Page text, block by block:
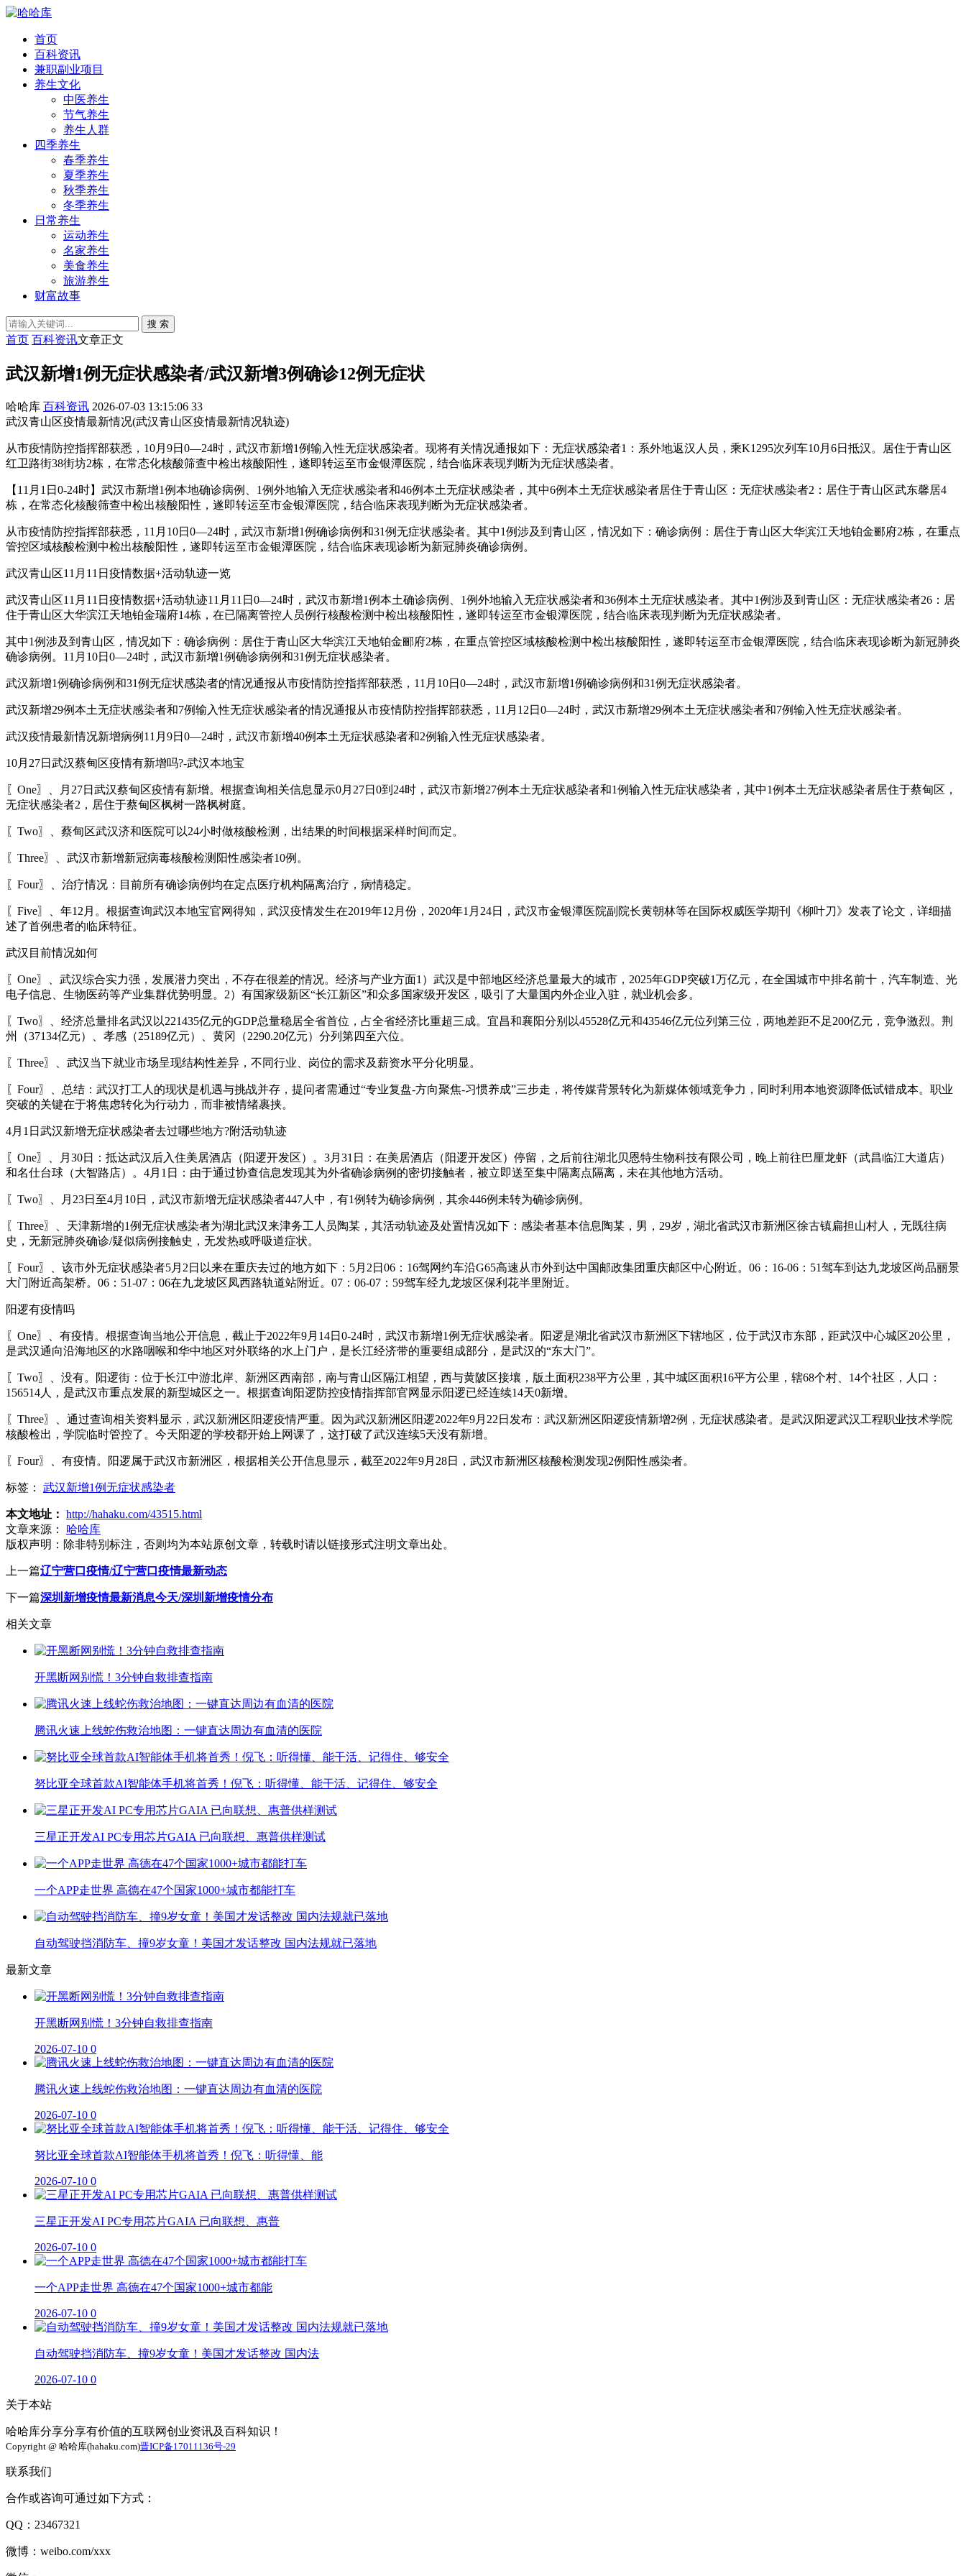
首页
百科资讯
兼职副业项目
养生文化
中医养生
节气养生
养生人群
四季养生
春季养生
夏季养生
秋季养生
冬季养生
日常养生
运动养生
名家养生
美食养生
旅游养生
财富故事
搜 索
首页 百科资讯文章正文
武汉新增1例无症状感染者/武汉新增3例确诊12例无症状
哈哈库 百科资讯 2026-07-03 13:15:06 33
武汉青山区疫情最新情况(武汉青山区疫情最新情况轨迹)
从市疫情防控指挥部获悉，10月9日0—24时，武汉市新增1例输入性无症状感染者。现将有关情况通报如下：无症状感染者1：系外地返汉人员，乘K1295次列车10月6日抵汉。居住于青山区
红卫路街38街坊2栋，在常态化核酸筛查中检出核酸阳性，遂即转运至市金银潭医院，结合临床表现判断为无症状感染者。
【11月1日0-24时】武汉市新增1例本地确诊病例、1例外地输入无症状感染者和46例本土无症状感染者，其中6例本土无症状感染者居住于青山区：无症状感染者2：居住于青山区武东馨居4
栋，在常态化核酸筛查中检出核酸阳性，遂即转运至市金银潭医院，结合临床表现判断为无症状感染者。
从市疫情防控指挥部获悉，11月10日0—24时，武汉市新增1例确诊病例和31例无症状感染者。其中1例涉及到青山区，情况如下：确诊病例：居住于青山区大华滨江天地铂金郦府2栋，在重点
管控区域核酸检测中检出核酸阳性，遂即转运至市金银潭医院，结合临床表现诊断为新冠肺炎确诊病例。
武汉青山区11月11日疫情数据+活动轨迹一览
武汉青山区11月11日疫情数据+活动轨迹11月11日0—24时，武汉市新增1例本土确诊病例、1例外地输入无症状感染者和36例本土无症状感染者。其中1例涉及到青山区：无症状感染者26：居
住于青山区大华滨江天地铂金瑞府14栋，在已隔离管控人员例行核酸检测中检出核酸阳性，遂即转运至市金银潭医院，结合临床表现判断为无症状感染者。
其中1例涉及到青山区，情况如下：确诊病例：居住于青山区大华滨江天地铂金郦府2栋，在重点管控区域核酸检测中检出核酸阳性，遂即转运至市金银潭医院，结合临床表现诊断为新冠肺炎
确诊病例。11月10日0—24时，武汉市新增1例确诊病例和31例无症状感染者。
武汉新增1例确诊病例和31例无症状感染者的情况通报从市疫情防控指挥部获悉，11月10日0—24时，武汉市新增1例确诊病例和31例无症状感染者。
武汉新增29例本土无症状感染者和7例输入性无症状感染者的情况通报从市疫情防控指挥部获悉，11月12日0—24时，武汉市新增29例本土无症状感染者和7例输入性无症状感染者。
武汉疫情最新情况新增病例11月9日0—24时，武汉市新增40例本土无症状感染者和2例输入性无症状感染者。
10月27日武汉蔡甸区疫情有新增吗?-武汉本地宝
〖One〗、月27日武汉蔡甸区疫情有新增。根据查询相关信息显示0月27日0到24时，武汉市新增27例本土无症状感染者和1例输入性无症状感染者，其中1例本土无症状感染者居住于蔡甸区，
无症状感染者2，居住于蔡甸区枫树一路枫树庭。
〖Two〗、蔡甸区武汉济和医院可以24小时做核酸检测，出结果的时间根据采样时间而定。
〖Three〗、武汉市新增新冠病毒核酸检测阳性感染者10例。
〖Four〗、治疗情况：目前所有确诊病例均在定点医疗机构隔离治疗，病情稳定。
〖Five〗、年12月。根据查询武汉本地宝官网得知，武汉疫情发生在2019年12月份，2020年1月24日，武汉市金银潭医院副院长黄朝林等在国际权威医学期刊《柳叶刀》发表了论文，详细描
述了首例患者的临床特征。
武汉目前情况如何
〖One〗、武汉综合实力强，发展潜力突出，不存在很差的情况。经济与产业方面1）武汉是中部地区经济总量最大的城市，2025年GDP突破1万亿元，在全国城市中排名前十，汽车制造、光
电子信息、生物医药等产业集群优势明显。2）有国家级新区“长江新区”和众多国家级开发区，吸引了大量国内外企业入驻，就业机会多。
〖Two〗、经济总量排名武汉以221435亿元的GDP总量稳居全省首位，占全省经济比重超三成。宜昌和襄阳分别以45528亿元和43546亿元位列第三位，两地差距不足200亿元，竞争激烈。荆
州（37134亿元）、孝感（25189亿元）、黄冈（2290.20亿元）分列第四至六位。
〖Three〗、武汉当下就业市场呈现结构性差异，不同行业、岗位的需求及薪资水平分化明显。
〖Four〗、总结：武汉打工人的现状是机遇与挑战并存，提问者需通过“专业复盘-方向聚焦-习惯养成”三步走，将传媒背景转化为新媒体领域竞争力，同时利用本地资源降低试错成本。职业
突破的关键在于将焦虑转化为行动力，而非被情绪裹挟。
4月1日武汉新增无症状感染者去过哪些地方?附活动轨迹
〖One〗、月30日：抵达武汉后入住美居酒店（阳逻开发区）。3月31日：在美居酒店（阳逻开发区）停留，之后前往湖北贝恩特生物科技有限公司，晚上前往巴厘龙虾（武昌临江大道店）
和名仕台球（大智路店）。4月1日：由于通过协查信息发现其为外省确诊病例的密切接触者，被立即送至集中隔离点隔离，未在其他地方活动。
〖Two〗、月23日至4月10日，武汉市新增无症状感染者447人中，有1例转为确诊病例，其余446例未转为确诊病例。
〖Three〗、天津新增的1例无症状感染者为湖北武汉来津务工人员陶某，其活动轨迹及处置情况如下：感染者基本信息陶某，男，29岁，湖北省武汉市新洲区徐古镇扁担山村人，无既往病
史，无新冠肺炎确诊/疑似病例接触史，无发热或呼吸道症状。
〖Four〗、该市外无症状感染者5月2日以来在重庆去过的地方如下：5月2日06：16驾网约车沿G65高速从市外到达中国邮政集团重庆邮区中心附近。06：16-06：51驾车到达九龙坡区尚品丽景
大门附近高架桥。06：51-07：06在九龙坡区凤西路轨道站附近。07：06-07：59驾车经九龙坡区保利花半里附近。
阳逻有疫情吗
〖One〗、有疫情。根据查询当地公开信息，截止于2022年9月14日0-24时，武汉市新增1例无症状感染者。阳逻是湖北省武汉市新洲区下辖地区，位于武汉市东部，距武汉中心城区20公里，
是武汉通向沿海地区的水路咽喉和华中地区对外联络的水上门户，是长江经济带的重要组成部分，是武汉的“东大门”。
〖Two〗、没有。阳逻街：位于长江中游北岸、新洲区西南部，南与青山区隔江相望，西与黄陂区接壤，版土面积238平方公里，其中城区面积16平方公里，辖68个村、14个社区，人口：
156514人，是武汉市重点发展的新型城区之一。根据查询阳逻防控疫情指挥部官网显示阳逻已经连续14天0新增。
〖Three〗、通过查询相关资料显示，武汉新洲区阳逻疫情严重。因为武汉新洲区阳逻2022年9月22日发布：武汉新洲区阳逻疫情新增2例，无症状感染者。是武汉阳逻武汉工程职业技术学院
核酸检出，学院临时管控了。今天阳逻的学校都开始上网课了，这打破了武汉连续5天没有新增。
〖Four〗、有疫情。阳逻属于武汉市新洲区，根据相关公开信息显示，截至2022年9月28日，武汉市新洲区核酸检测发现2例阳性感染者。
标签： 武汉新增1例无症状感染者
本文地址： http://hahaku.com/43515.html
文章来源：
哈哈库
版权声明： 除非特别标注，否则均为本站原创文章，转载时请以链接形式注明文章出处。
上一篇辽宁营口疫情/辽宁营口疫情最新动态
下一篇深圳新增疫情最新消息今天/深圳新增疫情分布
相关文章
开黑断网别慌！3分钟自救排查指南
腾讯火速上线蛇伤救治地图：一键直达周边有血清的医院
努比亚全球首款AI智能体手机将首秀！倪飞：听得懂、能干活、记得住、够安全
三星正开发AI PC专用芯片GAIA 已向联想、惠普供样测试
一个APP走世界 高德在47个国家1000+城市都能打车
自动驾驶挡消防车、撞9岁女童！美国才发话整改 国内法规就已落地
最新文章
开黑断网别慌！3分钟自救排查指南
2026-07-10 0
腾讯火速上线蛇伤救治地图：一键直达周边有血清的医院
2026-07-10 0
努比亚全球首款AI智能体手机将首秀！倪飞：听得懂、能
2026-07-10 0
三星正开发AI PC专用芯片GAIA 已向联想、惠普
2026-07-10 0
一个APP走世界 高德在47个国家1000+城市都能
2026-07-10 0
自动驾驶挡消防车、撞9岁女童！美国才发话整改 国内法
2026-07-10 0
关于本站
哈哈库分享分享有价值的互联网创业资讯及百科知识！
Copyright @ 哈哈库(hahaku.com)晋ICP备17011136号-29
联系我们
合作或咨询可通过如下方式：
QQ：23467321
微博：weibo.com/xxx